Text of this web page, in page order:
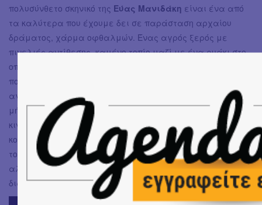
πολυσύνθετο σκηνικό της Εύας Μανιδάκη είναι ένα από
τα καλύτερα που έχουμε δει σε παράσταση αρχαίου
δράματος, χάρμα οφθαλμών. Ένας αγρός ξερός με
πινελιές αντίθεσης, καμένο τοπίο μαζί με ένα ρυάκι στο
οποίο λαμβάνουν χώρα οι καθάρσεις, ένα ξερό δέντρο
που θα στηρίξει το λουλούδι του Ιππόλυτου, σύμβολο
αγάπης προς την Άρτεμη και ταυτόχρονα αφετηρία για τη
μήνιν της Αφροδίτης, μια οθόνη όπου
κινηματογραφούνται λεπτομέρειες. Εντός κλίματος τα
κοστούμια της
Εύας Γουλάκου και η ηλεκτρονική μουσική
του
Αλέξανδρου Δράκου Κτιστάκη, συνεχής, δυναμική
αλλά και κατάλληλα
διακριτική.